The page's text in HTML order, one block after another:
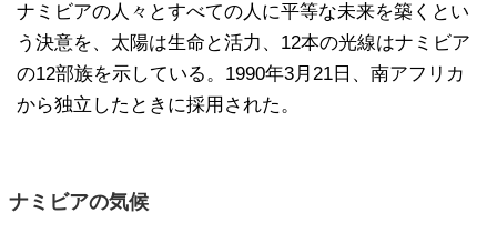
ナミビアの人々とすべての人に平等な未来を築くとい
う決意を、太陽は生命と活力、12本の光線はナミビア
の12部族を示している。1990年3月21日、南アフリカ
から独立したときに採用された。
ナミビアの気候